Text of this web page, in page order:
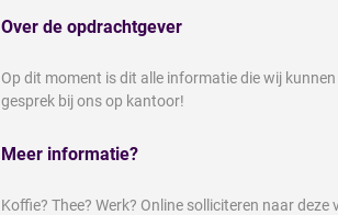
Over de opdrachtgever
Op dit moment is dit alle informatie die wij
gesprek bij ons op kantoor!
Meer informatie?
Koffie? Thee? Werk? Online solliciteren naar